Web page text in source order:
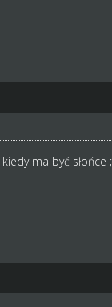
ma być słońce